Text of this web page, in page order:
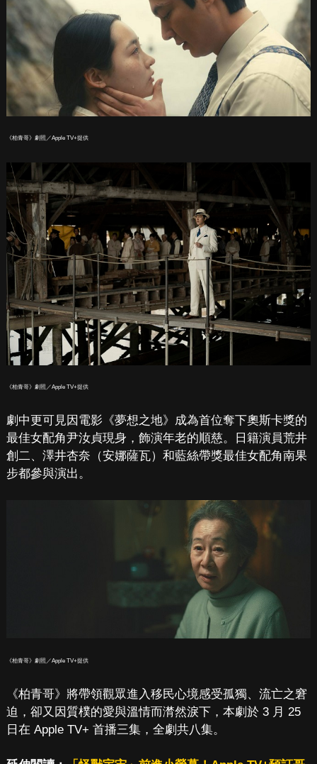
《柏青哥》劇照／Apple TV+提供
《柏青哥》劇照／Apple TV+提供
劇中更可見因電影《夢想之地》成為首位奪下奧斯卡獎的
最佳女配角尹汝貞現身，飾演年老的順慈。日籍演員荒井
創二、澤井杏奈（安娜薩瓦）和藍絲帶獎最佳女配角南果
步都參與演出。
《柏青哥》劇照／Apple TV+提供
《柏青哥》將帶領觀眾進入移民心境感受孤獨、流亡之窘
迫，卻又因質樸的愛與溫情而潸然淚下，本劇於 3 月 25
日在 Apple TV+ 首播三集，全劇共八集。